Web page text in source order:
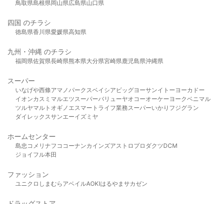
鳥取県島根県岡山県広島県山口県
四国 のチラシ
徳島県香川県愛媛県高知県
九州・沖縄 のチラシ
福岡県佐賀県長崎県熊本県大分県宮崎県鹿児島県沖縄県
スーパー
いなげや西條アマノパークスベイシア ビッグヨーサンイトーヨーカドー
イオンカスミ マルエツスーパーバリューヤオコーオーケー ヨークベニマル
ツルヤマルト オギノ エスマート ライフ業務スーパーいかり フジグラン
ダイレックスサンエーイズミヤ
ホームセンター
島忠 コメリ ナフコ コーナンカインズアストロプロダクツDCM
ジョイフル本田
ファッション
ユニクロ しまむら アベイルAOKIはるやま サカゼン